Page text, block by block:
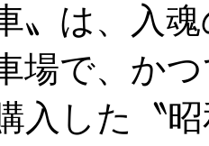
〟は、入
場で、か
入した〝